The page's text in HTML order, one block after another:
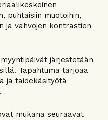
puhtaisiin muotoihin,
ja vahvojen kontrastien
järjestetään
Tapahtuma tarjoaa
ja taidekäsityötä
mukana seuraavat